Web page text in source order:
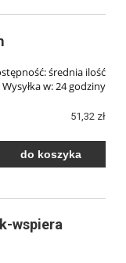
średnia ilość
Wysyłka w:24 godziny
51,32 zł
do koszyka
wspiera